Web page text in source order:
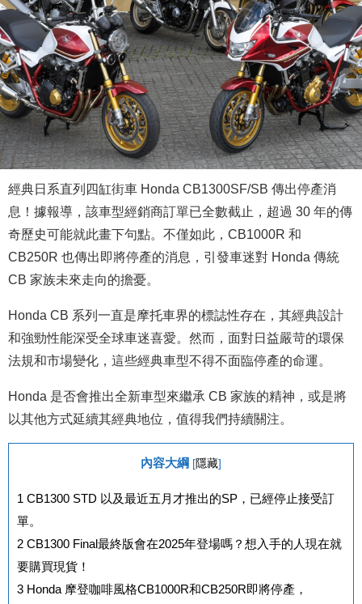
經典日系直列四缸街車 Honda CB1300SF/SB 傳出停產消
息！據報導，該車型經銷商訂單已全數截止，超過 30 年的傳
奇歷史可能就此畫下句點。不僅如此，CB1000R 和
CB250R 也傳出即將停產的消息，引發車迷對 Honda 傳統
CB 家族未來走向的擔憂。
Honda CB 系列一直是摩托車界的標誌性存在，其經典設計
和強勁性能深受全球車迷喜愛。然而，面對日益嚴苛的環保
法規和市場變化，這些經典車型不得不面臨停產的命運。
Honda 是否會推出全新車型來繼承 CB 家族的精神，或是將
以其他方式延續其經典地位，值得我們持續關注。
內容大綱 [隱藏]
1 CB1300 STD 以及最近五月才推出的SP，已經停止接受訂
單。
2 CB1300 Final最終版會在2025年登場嗎？想入手的人現在就
要購買現貨！
3 Honda 摩登咖啡風格CB1000R和CB250R即將停產，